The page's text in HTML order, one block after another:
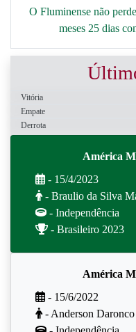
O Fluminense não
meses 25 dias
Vitória
Empate
Derrota
América
- 15/4/2023
- Braulio da Silva
- Independência
- Brasileiro 2023
América
- 15/6/2022
- Anderson Daronco